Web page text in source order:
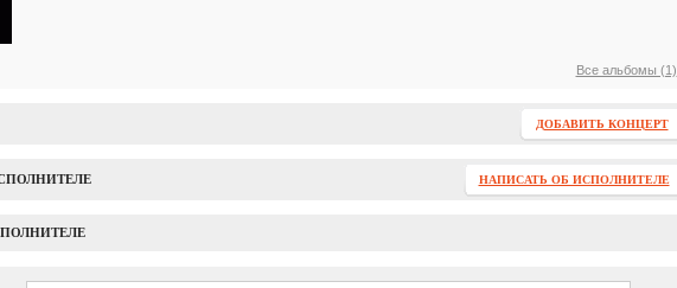
Все альбомы (1)
ДОБАВИТЬ КОНЦЕРТ
НАПИСАТЬ ОБ ИСПОЛНИТЕЛЕ